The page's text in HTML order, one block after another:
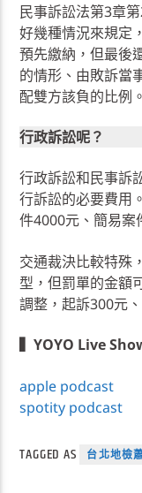
民事訴訟法第3章
好幾種情況來規定
預先繳納，但最後
的情形、由敗訴當
配雙方該負的比例。
行政訴訟呢？
行政訴訟和民事訴
行訴訟的必要費用
件4000元、簡易案
交通裁決比較特殊
型，但罰單的金額
調整，起訴300元
▍YOYO Live
apple podcast
spotity podcast
TAGGED AS 台北地檢